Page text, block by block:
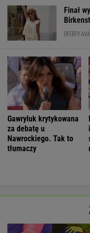
Finał
OFERTY
Gawryluk krytykowana
za debatę u
Nawrockiego. Tak to
tłumaczy